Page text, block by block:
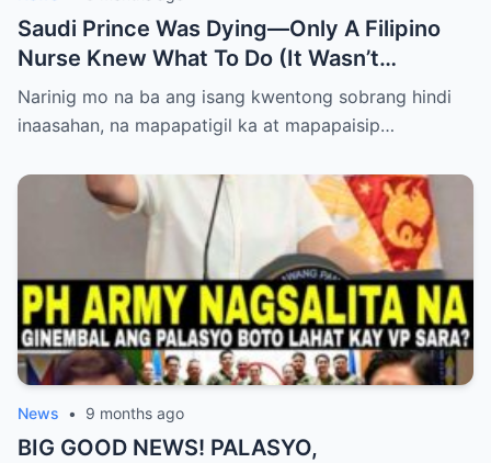
Saudi Prince Was Dying—Only A Filipino
Nurse Knew What To Do (It Wasn’t
Medicine)
Narinig mo na ba ang isang kwentong sobrang hindi
inaasahan, na mapapatigil ka at mapapaisip…
News • 9 months ago
BIG GOOD NEWS! PALASYO,